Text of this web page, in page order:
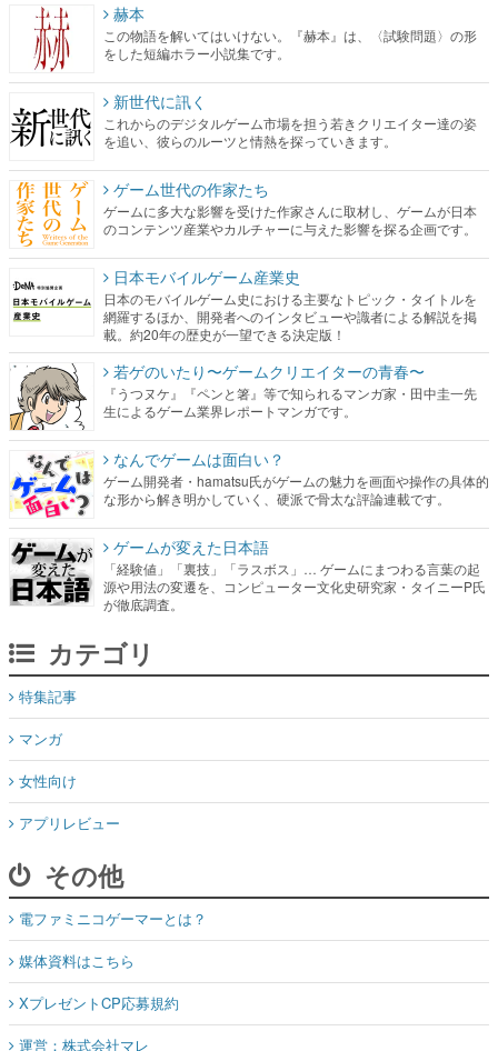
赫本
この物語を解いてはいけない。『赫本』は、〈試験問題〉の形
をした短編ホラー小説集です。
新世代に訊く
これからのデジタルゲーム市場を担う若きクリエイター達の姿
を追い、彼らのルーツと情熱を探っていきます。
ゲーム世代の作家たち
ゲームに多大な影響を受けた作家さんに取材し、ゲームが日本
のコンテンツ産業やカルチャーに与えた影響を探る企画です。
日本モバイルゲーム産業史
日本のモバイルゲーム史における主要なトピック・タイトルを
網羅するほか、開発者へのインタビューや識者による解説を掲
載。約20年の歴史が一望できる決定版！
若ゲのいたり〜ゲームクリエイターの青春〜
『うつヌケ』『ペンと箸』等で知られるマンガ家・田中圭一先
生によるゲーム業界レポートマンガです。
なんでゲームは面白い？
ゲーム開発者・hamatsu氏がゲームの魅力を画面や操作の具体的
な形から解き明かしていく、硬派で骨太な評論連載です。
ゲームが変えた日本語
「経験値」「裏技」「ラスボス」… ゲームにまつわる言葉の起
源や用法の変遷を、コンピューター文化史研究家・タイニーP氏
が徹底調査。
カテゴリ
特集記事
マンガ
女性向け
アプリレビュー
その他
電ファミニコゲーマーとは？
媒体資料はこちら
XプレゼントCP応募規約
運営：株式会社マレ